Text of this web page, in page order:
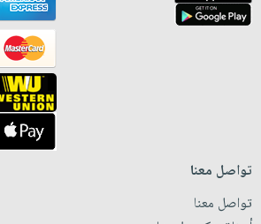
تواصل معنا
تواصل معنا